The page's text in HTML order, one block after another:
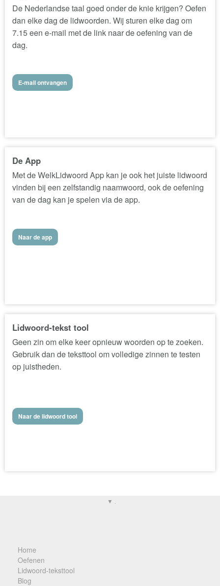
De Nederlandse taal goed onder de knie krijgen? Oefen
dan elke dag de lidwoorden. Wij sturen elke dag om
7.15 een e-mail met de link naar de oefening van de
dag.
E-mail ontvangen
De App
Met de WelkLidwoord App kan je ook het juiste lidwoord
vinden bij een zelfstandig naamwoord, ook de oefening
van de dag kan je spelen via de app.
Naar de app
Lidwoord-tekst tool
Geen zin om elke keer opnieuw woorden op te zoeken.
Gebruik dan de teksttool om volledige zinnen te testen
op juistheden.
Naar de lidwoord tool
▼ .
Home
Oefenen
Lidwoord-teksttool
Blog